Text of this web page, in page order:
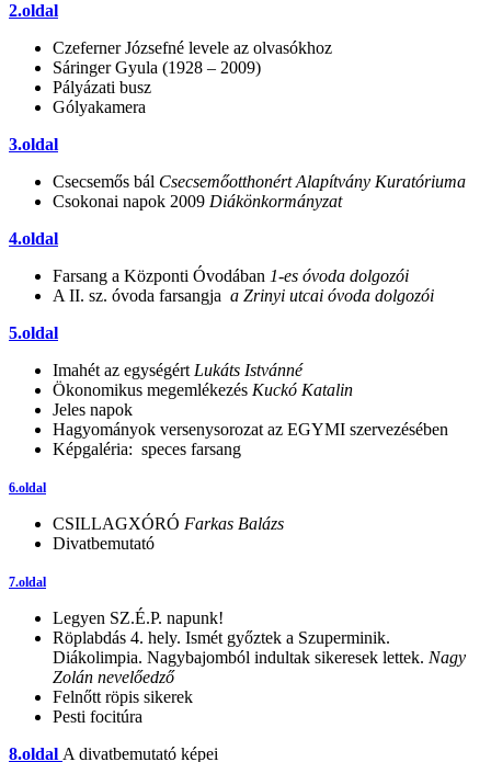
2.oldal
Czeferner Józsefné levele az olvasókhoz
Sáringer Gyula (1928 – 2009)
Pályázati busz
Gólyakamera
3.oldal
Csecsemős bál Csecsemőotthonért Alapítvány Kuratóriuma
Csokonai napok 2009 Diákönkormányzat
4.oldal
Farsang a Központi Óvodában 1-es óvoda dolgozói
A II. sz. óvoda farsangja a Zrinyi utcai óvoda dolgozói
5.oldal
Imahét az egységért Lukáts Istvánné
Ökonomikus megemlékezés Kuckó Katalin
Jeles napok
Hagyományok versenysorozat az EGYMI szervezésében
Képgaléria: speces farsang
6.oldal
CSILLAGXÓRÓ Farkas Balázs
Divatbemutató
7.oldal
Legyen SZ.É.P. napunk!
Röplabdás 4. hely. Ismét győztek a Szuperminik.
Diákolimpia. Nagybajomból indultak sikeresek lettek. Nagy
Zolán nevelőedző
Felnőtt röpis sikerek
Pesti focitúra
8.oldal A divatbemutató képei